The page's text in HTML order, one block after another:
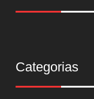
Categorias